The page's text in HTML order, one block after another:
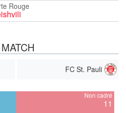
Rouge
FC St. Pauli
Non cadré
11